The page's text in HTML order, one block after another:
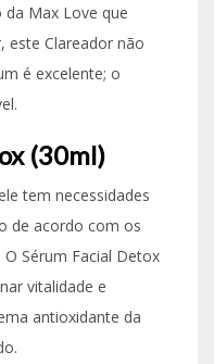
Max Love que
este Clareador não
é excelente; o
(30ml)
tem necessidades
de acordo com os
Sérum Facial Detox
vitalidade e
antioxidante da